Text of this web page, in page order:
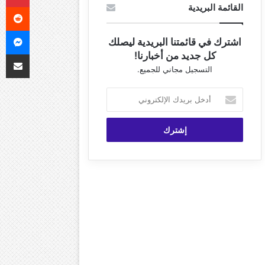
القائمة البريدية
اشترك في قائمتنا البريدية ليصلك
كل جديد من أخبارنا!
التسجيل مجاني للجميع.
بريدك
الإلكتروني